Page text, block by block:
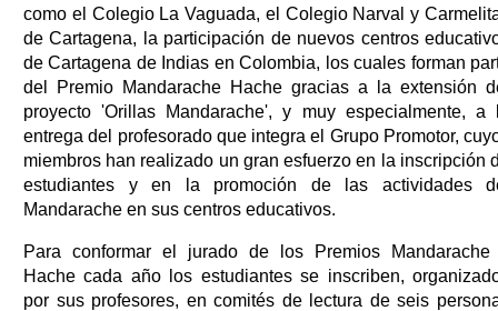
como el Colegio La Vaguada, el Colegio Narval y
de Cartagena, la participación de nuevos centros
de Cartagena de Indias en Colombia, los cuales forman
del Premio Mandarache Hache gracias a la extensión
proyecto 'Orillas Mandarache', y muy especialmente, a
entrega del profesorado que integra el Grupo Promotor,
miembros han realizado un gran esfuerzo en la inscripción
estudiantes y en la promoción de las actividades
Mandarache en sus centros educativos.
Para conformar el jurado de los Premios Mandarache
Hache cada año los estudiantes se inscriben,
por sus profesores, en comités de lectura de seis